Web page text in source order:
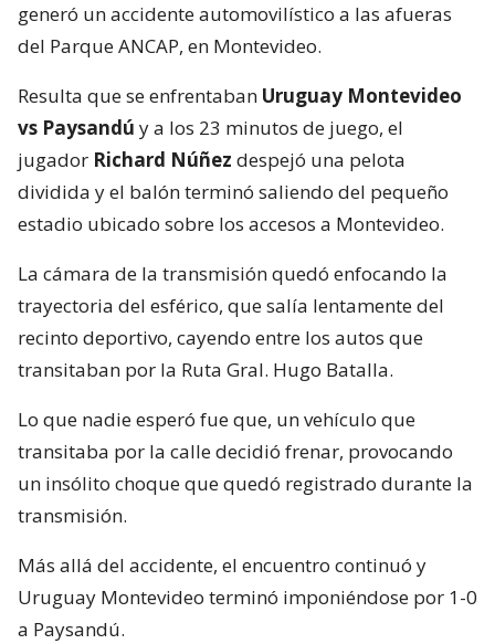
generó un accidente automovilístico a las afueras
del Parque ANCAP, en Montevideo.
Resulta que se enfrentaban Uruguay Montevideo
vs Paysandú y a los 23 minutos de juego, el
jugador Richard Núñez despejó una pelota
dividida y el balón terminó saliendo del pequeño
estadio ubicado sobre los accesos a Montevideo.
La cámara de la transmisión quedó enfocando la
trayectoria del esférico, que salía lentamente del
recinto deportivo, cayendo entre los autos que
transitaban por la Ruta Gral. Hugo Batalla.
Lo que nadie esperó fue que, un vehículo que
transitaba por la calle decidió frenar, provocando
un insólito choque que quedó registrado durante la
transmisión.
Más allá del accidente, el encuentro continuó y
Uruguay Montevideo terminó imponiéndose por 1-0
a Paysandú.